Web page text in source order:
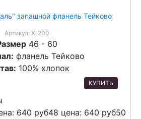
запашной фланель Тейково
Артикул: Х-200
46 - 60
фланель Тейково
100% хлопок
КУПИТЬ
640 руб48 цена: 640 руб50